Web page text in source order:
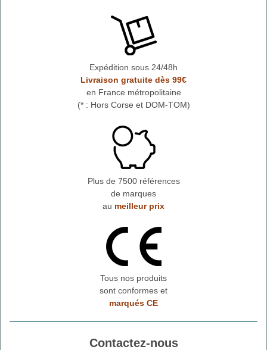
Expédition sous 24/48h
Livraison gratuite dès 99€
en France métropolitaine
(* : Hors Corse et DOM-TOM)
Plus de 7500 références
de marques
au meilleur prix
Tous nos produits
sont conformes et
marqués CE
Contactez-nous